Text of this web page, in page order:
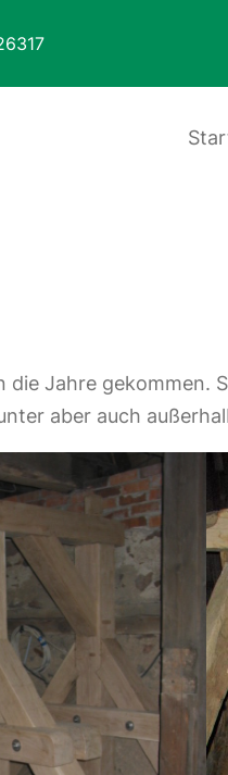
die Jahre gekommen.
aber auch